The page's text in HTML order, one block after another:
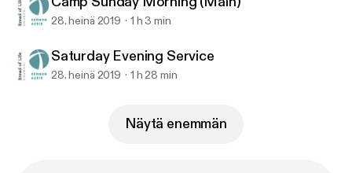
28. heinä 2019 1 h 3 min
Saturday Evening Service
28. heinä 2019 1 h 28 min
Näytä enemmän